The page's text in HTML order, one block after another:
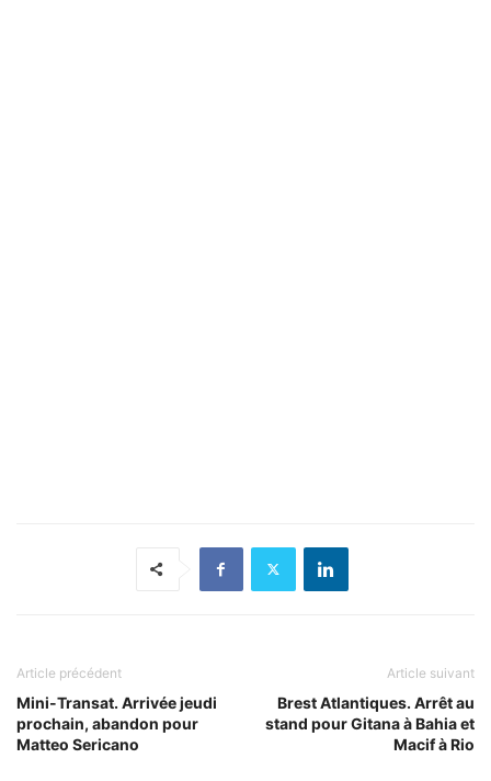
Article précédent
Mini-Transat. Arrivée jeudi
prochain, abandon pour
Matteo Sericano
Article suivant
Brest Atlantiques. Arrêt au
stand pour Gitana à Bahia et
Macif à Rio